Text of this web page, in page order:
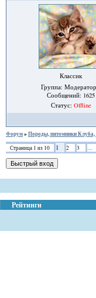
Классик
Группа:
Сообщений: 1625
Статус: Offline
Форум»Породы, питомники Клуба,
Страница 1 из 10 1 2 3 …
Рейтинги